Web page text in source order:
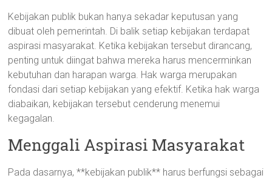
Kebijakan publik bukan hanya sekadar keputusan yang
dibuat oleh pemerintah. Di balik setiap kebijakan terdapat
aspirasi masyarakat. Ketika kebijakan tersebut dirancang,
penting untuk diingat bahwa mereka harus mencerminkan
kebutuhan dan harapan warga. Hak warga merupakan
fondasi dari setiap kebijakan yang efektif. Ketika hak warga
diabaikan, kebijakan tersebut cenderung menemui
kegagalan.
Menggali Aspirasi Masyarakat
Pada dasarnya, **kebijakan publik** harus berfungsi sebagai